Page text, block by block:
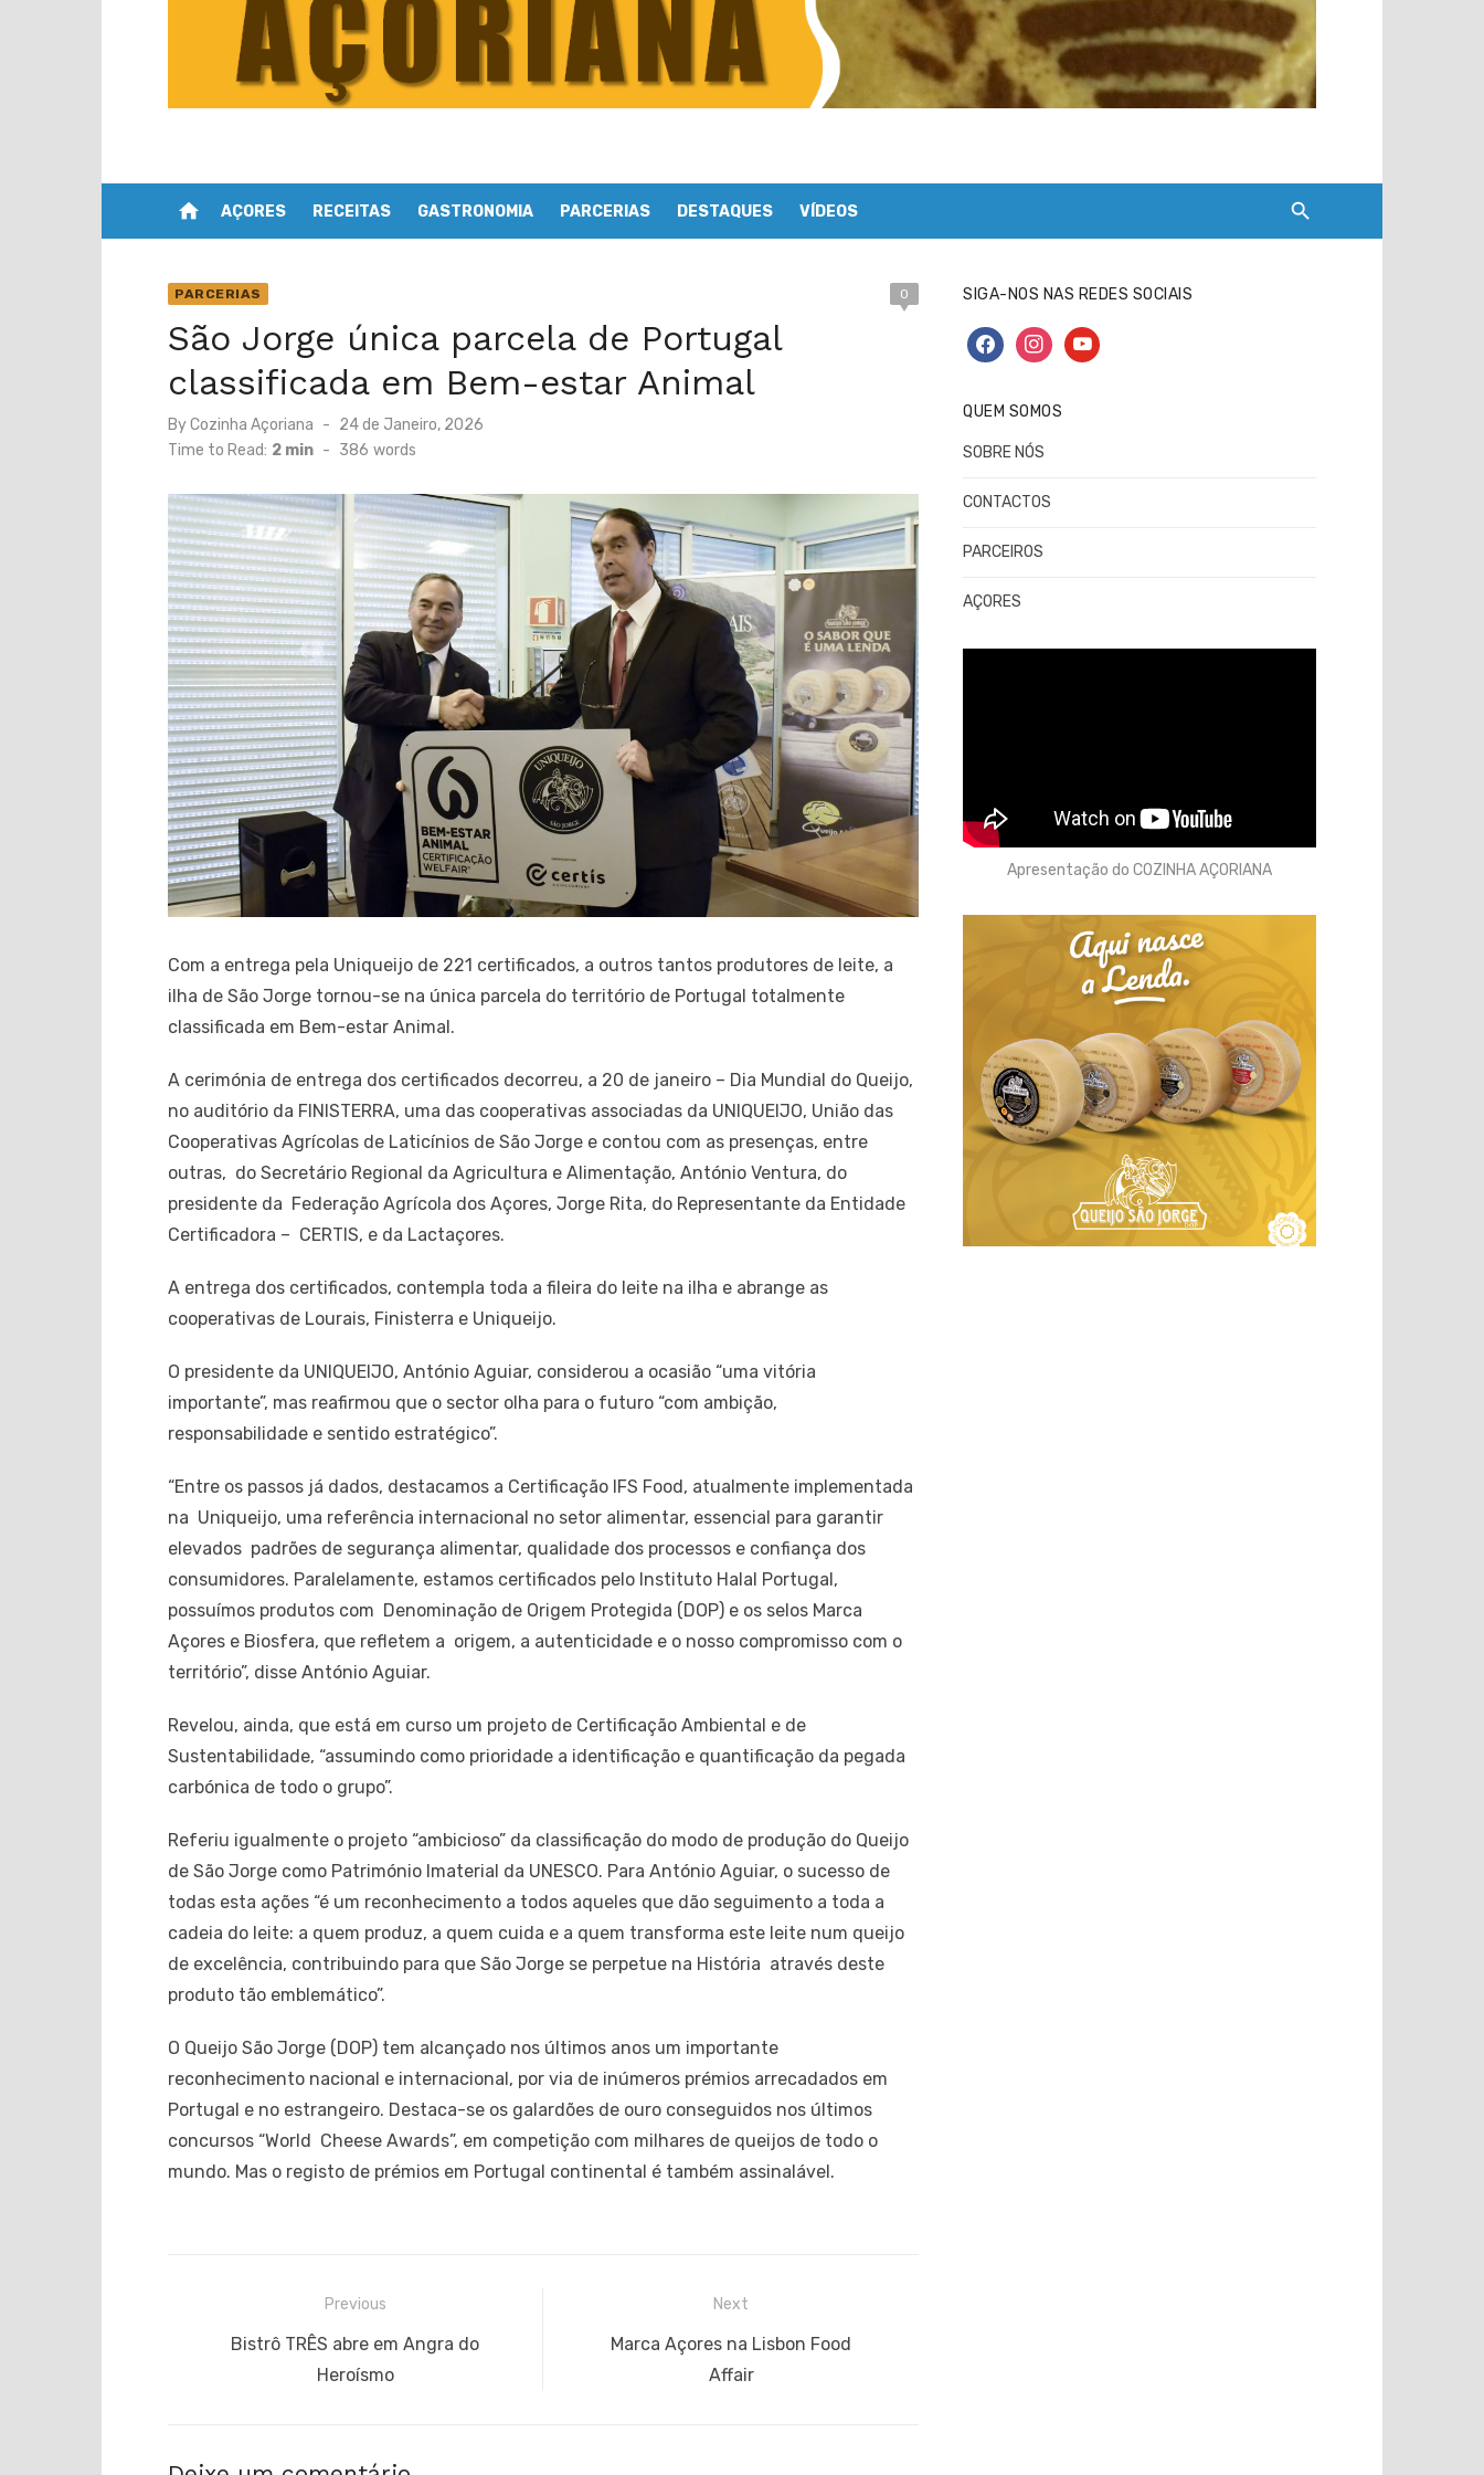
home AÇORES RECEITAS GASTRONOMIA PARCERIAS DESTAQUES VÍDEOS
PARCERIAS 0
São Jorge única parcela de Portugal
classificada em Bem-estar Animal
ByCozinha Açoriana
Posted
on
24 de Janeiro, 2026
Time to Read: 2 min - 386 words
Com a entrega pela Uniqueijo de 221 certificados, a outros tantos produtores de leite, a
ilha de São Jorge tornou-se na única parcela do território de Portugal totalmente
classificada em Bem-estar Animal.
A cerimónia de entrega dos certificados decorreu, a 20 de janeiro – Dia Mundial do Queijo,
no auditório da FINISTERRA, uma das cooperativas associadas da UNIQUEIJO, União das
Cooperativas Agrícolas de Laticínios de São Jorge e contou com as presenças, entre
outras, do Secretário Regional da Agricultura e Alimentação, António Ventura, do
presidente da Federação Agrícola dos Açores, Jorge Rita, do Representante da Entidade
Certificadora – CERTIS, e da Lactaçores.
A entrega dos certificados, contempla toda a fileira do leite na ilha e abrange as
cooperativas de Lourais, Finisterra e Uniqueijo.
O presidente da UNIQUEIJO, António Aguiar, considerou a ocasião “uma vitória
importante”, mas reafirmou que o sector olha para o futuro “com ambição,
responsabilidade e sentido estratégico”.
“Entre os passos já dados, destacamos a Certificação IFS Food, atualmente implementada
na Uniqueijo, uma referência internacional no setor alimentar, essencial para garantir
elevados padrões de segurança alimentar, qualidade dos processos e confiança dos
consumidores. Paralelamente, estamos certificados pelo Instituto Halal Portugal,
possuímos produtos com Denominação de Origem Protegida (DOP) e os selos Marca
Açores e Biosfera, que refletem a origem, a autenticidade e o nosso compromisso com o
território”, disse António Aguiar.
Revelou, ainda, que está em curso um projeto de Certificação Ambiental e de
Sustentabilidade, “assumindo como prioridade a identificação e quantificação da pegada
carbónica de todo o grupo”.
Referiu igualmente o projeto “ambicioso” da classificação do modo de produção do Queijo
de São Jorge como Património Imaterial da UNESCO. Para António Aguiar, o sucesso de
todas esta ações “é um reconhecimento a todos aqueles que dão seguimento a toda a
cadeia do leite: a quem produz, a quem cuida e a quem transforma este leite num queijo
de excelência, contribuindo para que São Jorge se perpetue na História através deste
produto tão emblemático”.
O Queijo São Jorge (DOP) tem alcançado nos últimos anos um importante
reconhecimento nacional e internacional, por via de inúmeros prémios arrecadados em
Portugal e no estrangeiro. Destaca-se os galardões de ouro conseguidos nos últimos
concursos “World Cheese Awards”, em competição com milhares de queijos de todo o
mundo. Mas o registo de prémios em Portugal continental é também assinalável.
NavegaçãoPrevious
Previous
Bistrô TRÊS abre em Angra do
Heroísmo
Next
NextMarca Açores na Lisbon Food
Affair
SIGA-NOS NAS REDES SOCIAIS
facebookinstagramyoutube
QUEM SOMOS
SOBRE NÓS
CONTACTOS
PARCEIROS
AÇORES
Apresentação do COZINHA AÇORIANA